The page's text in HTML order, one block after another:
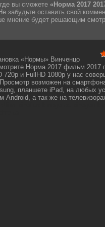
вы сможете «Норма 2017
забудьте оставить свой
мнение будет решающим
«Нормы» Винченцо
Норма 2017 фильм 2017
720p и FullHD 1080p у нас
возможен на
планшете iPad, на любых
Android, а так же на